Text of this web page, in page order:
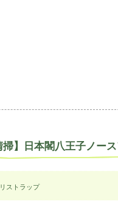
掃】日本閣八王子ノー
ストラップ